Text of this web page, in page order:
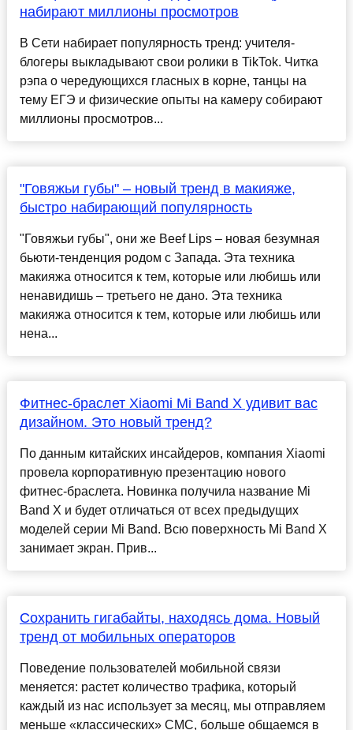
набирают миллионы просмотров
В Сети набирает популярность тренд: учителя-
блогеры выкладывают свои ролики в TikTok. Читка
рэпа о чередующихся гласных в корне, танцы на
тему ЕГЭ и физические опыты на камеру собирают
миллионы просмотров...
"Говяжьи губы" – новый тренд в макияже,
быстро набирающий популярность
"Говяжьи губы", они же Beef Lips – новая безумная
бьюти-тенденция родом с Запада. Эта техника
макияжа относится к тем, которые или любишь или
ненавидишь – третьего не дано. Эта техника
макияжа относится к тем, которые или любишь или
нена...
Фитнес-браслет Xiaomi Mi Band X удивит вас
дизайном. Это новый тренд?
По данным китайских инсайдеров, компания Xiaomi
провела корпоративную презентацию нового
фитнес-браслета. Новинка получила название Mi
Band X и будет отличаться от всех предыдущих
моделей серии Mi Band. Всю поверхность Mi Band X
занимает экран. Прив...
Сохранить гигабайты, находясь дома. Новый
тренд от мобильных операторов
Поведение пользователей мобильной связи
меняется: растет количество трафика, который
каждый из нас использует за месяц, мы отправляем
меньше «классических» СМС, больше общаемся в